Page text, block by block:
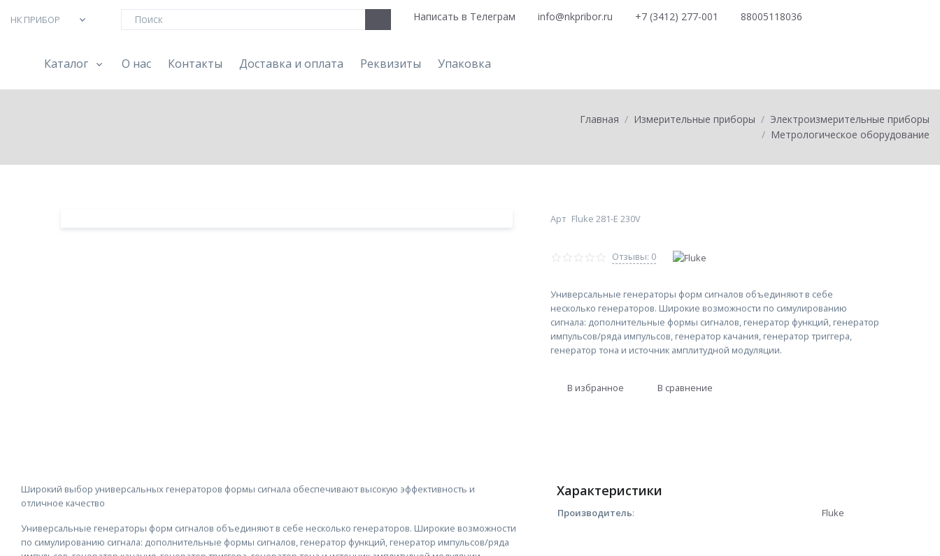
НК ПРИБОР Написать в Телеграм info@nkpribor.ru +7 (3412) 277-001 88005118036
Каталог О нас Контакты Доставка и оплата Реквизиты Упаковка
Главная Измерительные приборы
Электроизмерительные приборы
Метрологическое оборудование
Арт Fluke 281-E 230V
Отзывы: 0
Универсальные генераторы форм сигналов объединяют в себе
несколько генераторов. Широкие возможности по симулированию
сигнала: дополнительные формы сигналов, генератор функций, генератор
импульсов/ряда импульсов, генератор качания, генератор триггера,
генератор тона и источник амплитудной модуляции.
В избранное В сравнение
Широкий выбор универсальных генераторов формы сигнала обеспечивают высокую эффективность и
отличное качество
Универсальные генераторы форм сигналов объединяют в себе несколько генераторов. Широкие возможности
по симулированию сигнала: дополнительные формы сигналов, генератор функций, генератор импульсов/ряда
Характеристики
Производитель: Fluke